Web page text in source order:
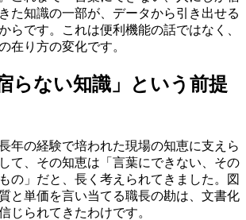
た知識の一部が、データから引き出せる
らです。これは便利機能の話ではなく、
在り方の変化です。
らない知識」という前提
年の経験で培われた現場の知恵に支えら
て、その知恵は「言葉にできない、その
の」だと、長く考えられてきました。図
と単価を言い当てる職長の勘は、文書化
られてきたわけです。